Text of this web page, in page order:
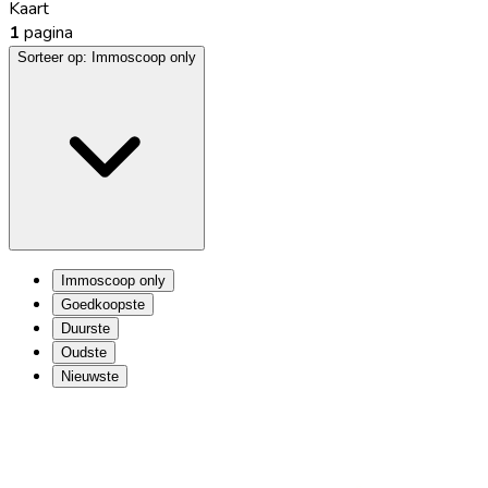
Kaart
1 pagina
Sorteer op: Immoscoop only
Immoscoop only
Goedkoopste
Duurste
Oudste
Nieuwste